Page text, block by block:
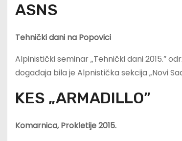
ASNS
Tehnički dani na Popovici
Alpinistički seminar „Tehnički dani 2015.”
događaja bila je Alpnistička sekcija „Novi
KES „ARMADILLO”
Komarnica, Prokletije 2015.